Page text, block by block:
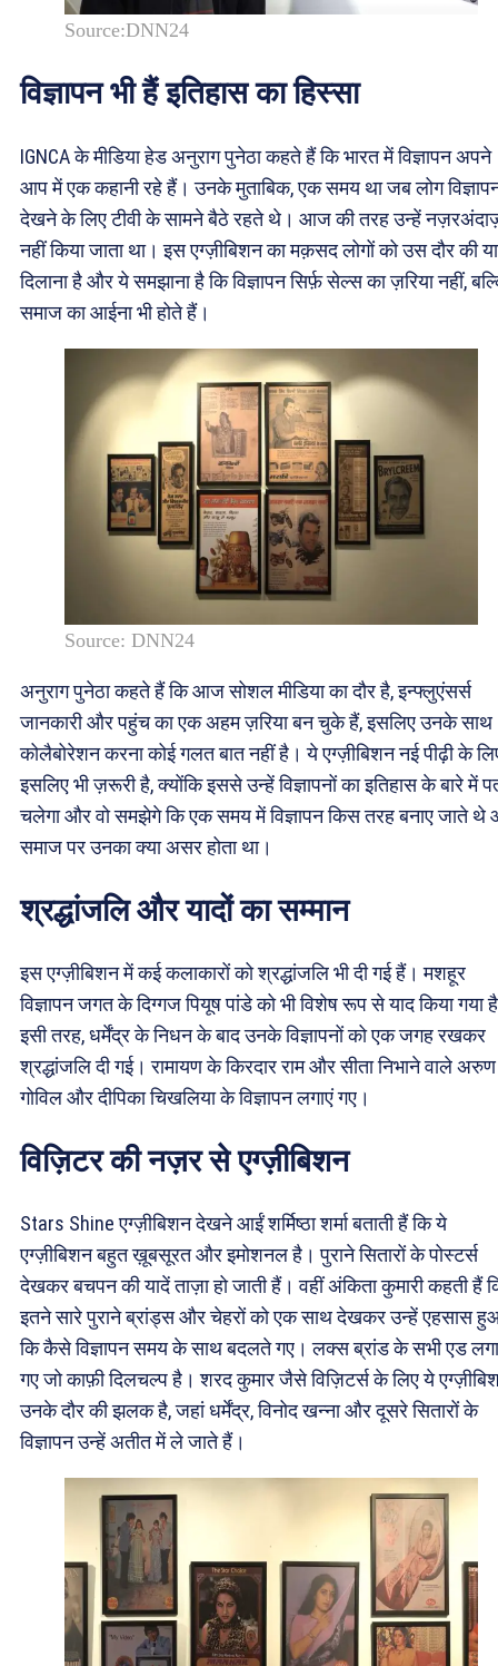
Source:DNN24
विज्ञापन भी हैं इतिहास का हिस्सा
IGNCA के मीडिया हेड अनुराग पुनेठा कहते हैं कि भारत में विज्ञापन अपने
आप में एक कहानी रहे हैं। उनके मुताबिक, एक समय था जब लोग
देखने के लिए टीवी के सामने बैठे रहते थे। आज की तरह उन्हें
नहीं किया जाता था। इस एग्ज़ीबिशन का मक़सद लोगों को उस दौर की
दिलाना है और ये समझाना है कि विज्ञापन सिर्फ़ सेल्स का ज़रिया नहीं,
समाज का आईना भी होते हैं।
Source: DNN24
अनुराग पुनेठा कहते हैं कि आज सोशल मीडिया का दौर है, इन्फ्लुएंसर्स
जानकारी और पहुंच का एक अहम ज़रिया बन चुके हैं, इसलिए उनके साथ
कोलैबोरेशन करना कोई गलत बात नहीं है। ये एग्ज़ीबिशन नई पीढ़ी के
इसलिए भी ज़रूरी है, क्योंकि इससे उन्हें विज्ञापनों का इतिहास के बारे में
चलेगा और वो समझेगे कि एक समय में विज्ञापन किस तरह बनाए जाते थे
समाज पर उनका क्या असर होता था।
श्रद्धांजलि और यादों का सम्मान
इस एग्ज़ीबिशन में कई कलाकारों को श्रद्धांजलि भी दी गई हैं। मशहूर
विज्ञापन जगत के दिग्गज पियूष पांडे को भी विशेष रूप से याद किया गया
इसी तरह, धर्मेंद्र के निधन के बाद उनके विज्ञापनों को एक जगह रखकर
श्रद्धांजलि दी गई। रामायण के किरदार राम और सीता निभाने वाले अरुण
गोविल और दीपिका चिखलिया के विज्ञापन लगाएं गए।
विज़िटर की नज़र से एग्ज़ीबिशन
Stars Shine एग्ज़ीबिशन देखने आईं शर्मिष्ठा शर्मा बताती हैं कि ये
एग्ज़ीबिशन बहुत ख़ूबसूरत और इमोशनल है। पुराने सितारों के पोस्टर्स
देखकर बचपन की यादें ताज़ा हो जाती हैं। वहीं अंकिता कुमारी कहती हैं
इतने सारे पुराने ब्रांड्स और चेहरों को एक साथ देखकर उन्हें एहसास
कि कैसे विज्ञापन समय के साथ बदलते गए। लक्स ब्रांड के सभी एड
गए जो काफ़ी दिलचल्प है। शरद कुमार जैसे विज़िटर्स के लिए ये
उनके दौर की झलक है, जहां धर्मेंद्र, विनोद खन्ना और दूसरे सितारों के
विज्ञापन उन्हें अतीत में ले जाते हैं।